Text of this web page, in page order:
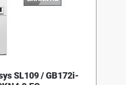
SL109 / GB172i-